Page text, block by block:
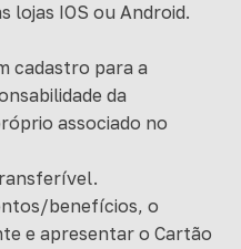
lojas IOS ou Android.
cadastro para a
da
associado no
benefícios, o
e apresentar o Cartão